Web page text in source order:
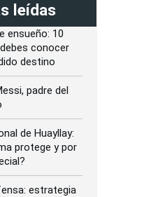
leídas
ensueño: 10
conocer
destino
padre del
de Huayllay:
protege y por
estrategia